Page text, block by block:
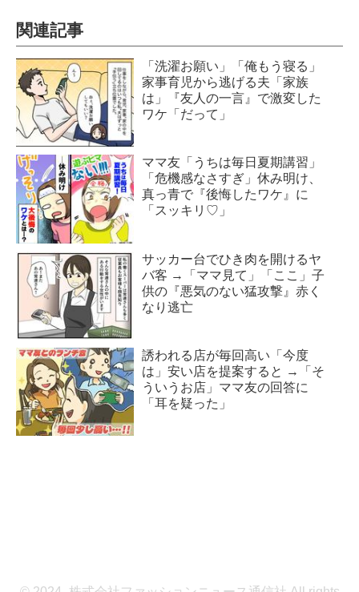
関連記事
「洗濯お願い」「俺もう寝る」
家事育児から逃げる夫「家族
は」『友人の一言』で激変した
ワケ「だって」
ママ友「うちは毎日夏期講習」
「危機感なさすぎ」休み明け、
真っ青で『後悔したワケ』に
「スッキリ♡」
サッカー台でひき肉を開けるヤ
バ客 →「ママ見て」「ここ」子
供の『悪気のない猛攻撃』赤く
なり逃亡
誘われる店が毎回高い「今度
は」安い店を提案すると →「そ
ういうお店」ママ友の回答に
「耳を疑った」